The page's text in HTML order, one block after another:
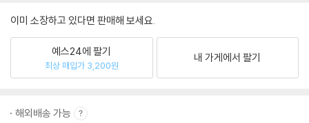
이미 소장하고 있다면 판매해 보세요.
예스24에 팔기
최상 매입가 3,200원
내 가게에서 팔기
해외배송 가능